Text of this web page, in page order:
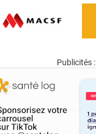
Publicités :